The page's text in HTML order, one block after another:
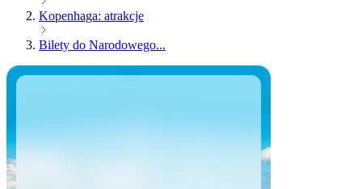
Kopenhaga: atrakcje
Bilety do Narodowego...